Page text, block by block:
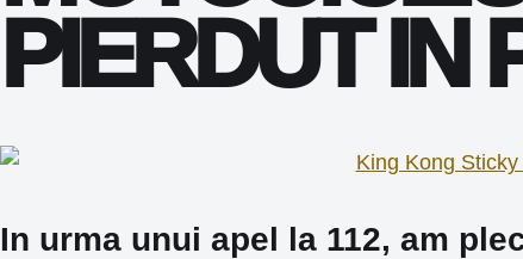
PIERDUT IN
In urma unui apel la 112, am